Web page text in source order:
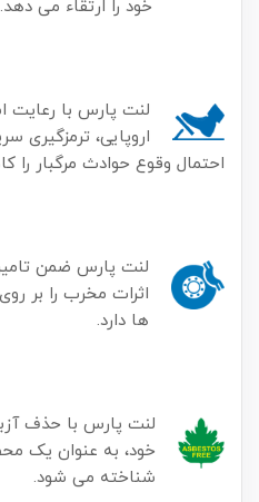
خود را ارتقاء می دهد.
لنت پارس با رعایت
اروپایی، ترمزگیری
احتمال وقوع حوادث مرگبار
لنت پارس ضمن
اثرات مخرب را بر
ها دارد.
لنت پارس با حذف
خود، به عنوان یک
شناخته می شود.